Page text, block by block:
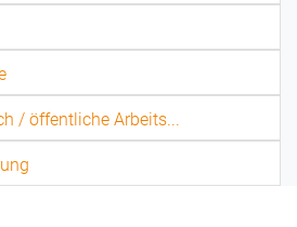
/ öffentliche Arbeits...